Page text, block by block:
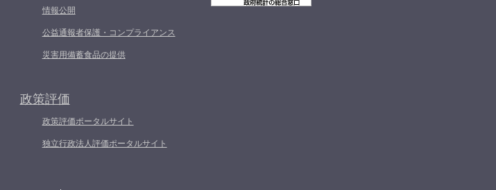
情報公開
公益通報者保護・コンプライアンス
災害用備蓄食品の提供
政策評価
政策評価ポータルサイト
独立行政法人評価ポータルサイト